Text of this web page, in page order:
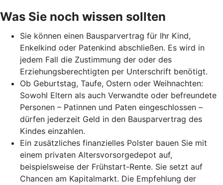
Was Sie noch wissen sollten
Sie können einen Bausparvertrag für Ihr Kind,
Enkelkind oder Patenkind abschließen. Es wird in
jedem Fall die Zustimmung der oder des
Erziehungsberechtigten per Unterschrift benötigt.
Ob Geburtstag, Taufe, Ostern oder Weihnachten:
Sowohl Eltern als auch Verwandte oder befreundete
Personen – Patinnen und Paten eingeschlossen –
dürfen jederzeit Geld in den Bausparvertrag des
Kindes einzahlen.
Ein zusätzliches finanzielles Polster bauen Sie mit
einem privaten Altersvorsorgedepot auf,
beispielsweise der Frühstart-Rente. Sie setzt auf
Chancen am Kapitalmarkt. Die Empfehlung der